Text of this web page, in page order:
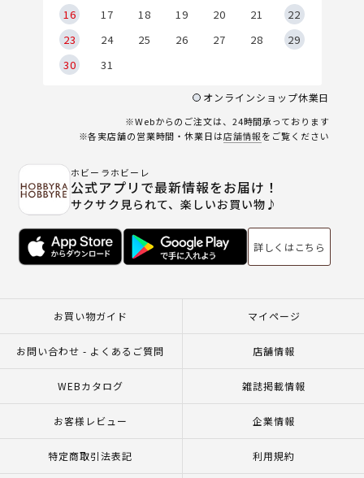
16
17 18 19 20 21
22
23
24 25 26 27 28
29
30
31
オンラインショップ休業日
※Webからのご注文は、24時間承っております
※各実店舗の営業時間・休業日は店舗情報をご覧ください
ホビーラホビーレ
公式アプリで最新情報をお届け！
サクサク見られて、楽しいお買い物♪
詳しくはこちら
お買い物ガイド マイページ
お問い合わせ - よくあるご質問 店舗情報
WEBカタログ 雑誌掲載情報
お客様レビュー 企業情報
特定商取引法表記 利用規約